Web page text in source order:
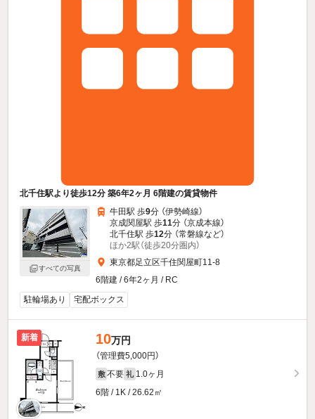
北千住駅より徒歩12分 築6年2ヶ月 6階建の賃貸物件
すべての写真
牛田駅 歩9分 （伊勢崎線）
京成関屋駅 歩11分 （京成本線）
北千住駅 歩12分 （常磐線など）
ほか2駅（徒歩20分圏内）
東京都足立区千住関屋町11-8
6階建 / 6年2ヶ月 / RC
駐輪場あり
宅配ボックス
新着 10万円
（管理費5,000円）
敷 不要 礼 1.0ヶ月
6階 / 1K / 26.62㎡